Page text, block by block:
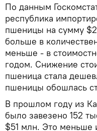
По данным
республика
пшеницы на сумму
больше в
меньше - в
годом. Снижение
пшеница стала
пшеницы обошлась
В прошлом году из
было завезено 152
$51 млн. Это меньше